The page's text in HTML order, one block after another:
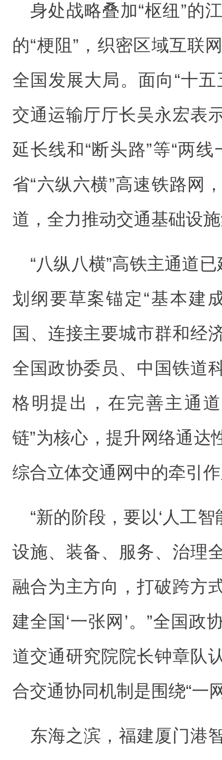
身处战略叠加“枢纽”的
的“梗阻”，织密区域互联
全国发展大局。面向“十
交通运输厅厅长吴永宏表
延长线和“断头路”等“两
省“六纵六横”高速铁路网
道，全力推动交通基础设
“八纵八横”高铁主通道
划纲要草案锚定“基本建
国、连接主要城市群和经
全国政协委员、中国铁道
格明提出，在完善主通
链”为核心，提升网络通达
综合立体交通网中的牵引
“新的阶段，要以‘人工
设施、装备、服务、治理
融合为主方向，打破跨方
建全国‘一张网’。”全国
道交通研究院院长钟章队
合交通协同机制是围绕“一
东海之滨，福建厦门港